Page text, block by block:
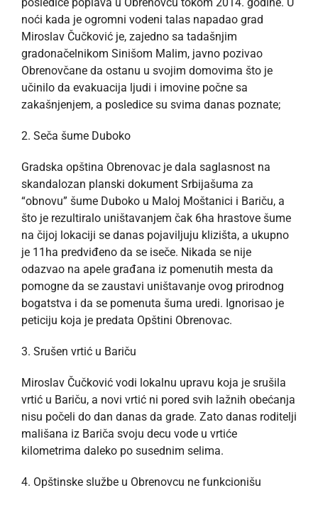
noći kada je ogromni vodeni talas napadao grad
Miroslav Čučković je, zajedno sa tadašnjim
gradonačelnikom Sinišom Malim, javno pozivao
Obrenovčane da ostanu u svojim domovima što je
učinilo da evakuacija ljudi i imovine počne sa
zakašnjenjem, a posledice su svima danas poznate;
2. Seča šume Duboko
Gradska opština Obrenovac je dala saglasnost na
skandalozan planski dokument Srbijašuma za
“obnovu” šume Duboko u Maloj Moštanici i Bariču, a
što je rezultiralo uništavanjem čak 6ha hrastove šume
na čijoj lokaciji se danas pojaviljuju klizišta, a ukupno
je 11ha predviđeno da se iseče. Nikada se nije
odazvao na apele građana iz pomenutih mesta da
pomogne da se zaustavi uništavanje ovog prirodnog
bogatstva i da se pomenuta šuma uredi. Ignorisao je
peticiju koja je predata Opštini Obrenovac.
3. Srušen vrtić u Bariču
Miroslav Čučković vodi lokalnu upravu koja je srušila
vrtić u Bariču, a novi vrtić ni pored svih lažnih obećanja
nisu počeli do dan danas da grade. Zato danas roditelji
mališana iz Bariča svoju decu vode u vrtiće
kilometrima daleko po susednim selima.
4. Opštinske službe u Obrenovcu ne funkcionišu